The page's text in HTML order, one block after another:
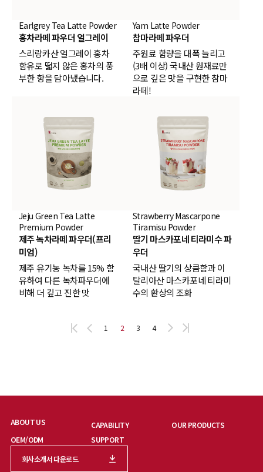
Earlgrey Tea Latte Powder
홍차라떼 파우더 얼그레이
스리랑카산 얼그레이 홍차
함유로 떫지 않은 홍차의 풍
부한 향을 담아냈습니다.
Yam Latte Powder
참마라떼 파우더
주원료 함량을 대폭 늘리고
(3배 이상) 국내산 원재료만
으로 깊은 맛을 구현한 참마
라떼!
Jeju Green Tea Latte
Premium Powder
제주 녹차라떼 파우더(프리
미엄)
제주 유기농 녹차를 15% 함
유하여 다른 녹차파우더에
비해 더 깊고 진한 맛
Strawberry Mascarpone
Tiramisu Powder
딸기 마스카포네 티라미수 파
우더
국내산 딸기의 상큼함과 이
탈리아산 마스카포네 티라미
수의 환상의 조화
1 2 3 4
ABOUT US CAPABILITY
OUR PRODUCTS
OEM/ODM
SUPPORT
회사소개서 다운로드